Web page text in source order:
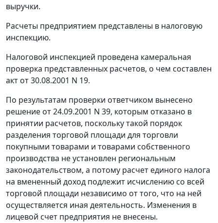
выручки.
Расчеты предприятием представлены в налоговую
инспекцию.
Налоговой инспекцией проведена камеральная
проверка представленных расчетов, о чем составлен
акт от 30.08.2001 N 19.
По результатам проверки ответчиком вынесено
решение от 24.09.2001 N 39, которым отказано в
принятии расчетов, поскольку такой порядок
разделения торговой площади для торговли
покупными товарами и товарами собственного
производства не установлен региональным
законодательством, а потому расчет единого налога
на вмененный доход подлежит исчислению со всей
торговой площади независимо от того, что на ней
осуществляется иная деятельность. Изменения в
лицевой счет предприятия не внесены.